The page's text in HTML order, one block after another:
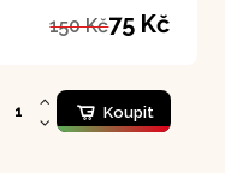
Sleva 50 % se vztahuje
na vybranou šarži z
150 Kč75 Kč
Koupit